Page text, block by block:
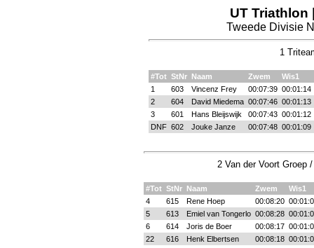
UT Triathlon
Tweede Divisie
1
#Tot StNr Naam Zwem
Wis1
1
603 Vincenz Frey 00:07:39 00:01:14
2
604 David Miedema 00:07:46 00:01:13
3
601 Hans Bleijswijk 00:07:43 00:01:12
DNF 602 Jouke Janze 00:07:48 00:01:09
2 Van der Voort Groep
#Tot StNr Naam Zwem
Wis1
4
615 Rene Hoep 00:08:20
5
613 Emiel van Tongerlo 00:08:28
6
614 Joris de Boer 00:08:17
22
616 Henk Elbertsen 00:08:18